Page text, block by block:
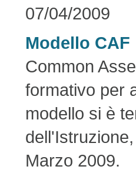
07/04/2009
Modello CAF
Common
formativo per
modello si è
Marzo 2009.